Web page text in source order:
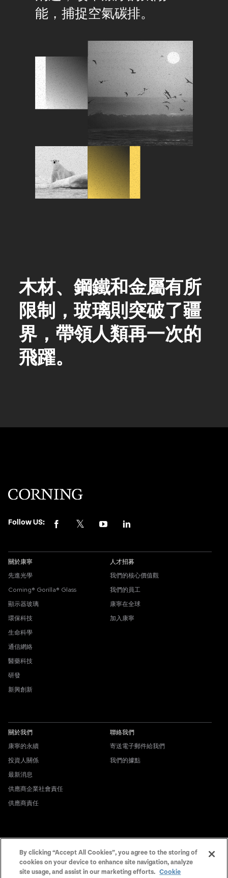
能，捕捉空氣碳排。
木材、鋼鐵和金屬有所
限制，玻璃則突破了疆
界，帶領人類再一次的
飛躍。
Follow US:
關於康寧
先進光學
Corning® Gorilla® Glass
顯示器玻璃
環保科技
生命科學
通信網絡
醫藥科技
研發
新興創新
人才招募
我們的核心價值觀
我們的員工
康寧在全球
加入康寧
關於我們
康寧的永續
投資人關係
最新消息
供應商企業社會責任
供應商責任
聯絡我們
寄送電子郵件給我們
我們的據點
COOKIES
公開聲明
© 1994-2020 康寧公司。保留所有權
利。
By clicking “Accept All Cookies”, you agree to the storing of
cookies on your device to enhance site navigation, analyze
site usage, and assist in our marketing efforts. Cookie